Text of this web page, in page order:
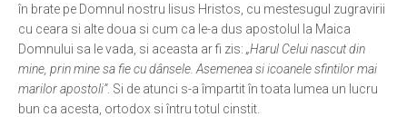
în brate pe Domnul nostru Iisus Hristos, cu mestesugul zugravirii
cu ceara si alte doua si cum ca le-a dus apostolul la Maica
Domnului sa le vada, si aceasta ar fi zis: „Harul Celui nascut din
mine, prin mine sa fie cu dânsele. Asemenea si icoanele sfintilor mai
marilor apostoli”. Si de atunci s-a împartit în toata lumea un lucru
bun ca acesta, ortodox si întru totul cinstit.